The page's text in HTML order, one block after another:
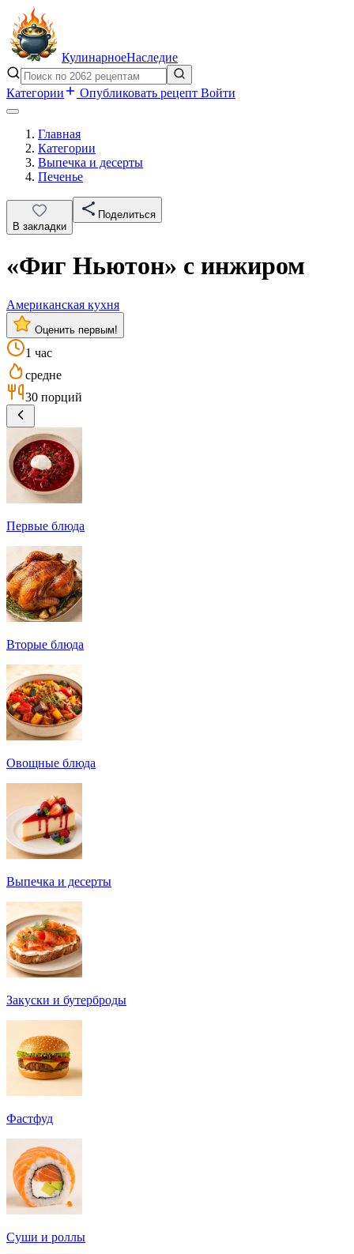
КулинарноеНаследие
Категории Опубликовать рецепт Войти
Главная
Категории
Выпечка и десерты
Печенье
В закладки
Поделиться
«Фиг Ньютон» с инжиром
Американская кухня
Оценить первым!
1 час
средне
30 порций
Первые блюда
Вторые блюда
Овощные блюда
Выпечка и десерты
Закуски и бутерброды
Фастфуд
Суши и роллы